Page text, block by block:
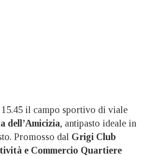
il campo sportivo di viale
dell’Amicizia, antipasto ideale in
Promosso dal Grigi Club
e Commercio Quartiere